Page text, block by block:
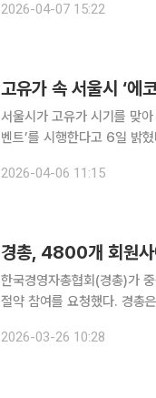
동에 맞춰 기존 캠페인을 보
2026-04-07 15:22
고유가 속 서울시 ‘에
서울시가 고유가 시기를 맞
벤트’를 시행한다고 6일 밝혔다. 시는 4월부터 한 달간 수송(승용차), 건물(아파트), 시민
도를 2만 마일리지(2만원 상
2026-04-06 11:15
경총, 4800개 회원사
한국경영자총협회(경총)가
절약 참여를 요청했다. 경총은 26일 전국 15개 지방경총과 4800여 개 회원기업 노사에 공문을 보
2026-03-26 10:28